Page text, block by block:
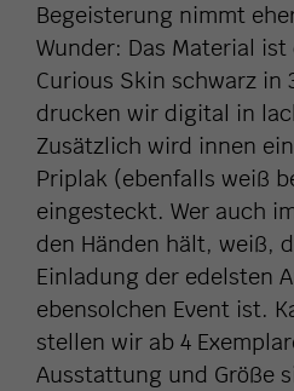
Begeisterung nimmt
Wunder: Das Material
Curious Skin schwarz in
drucken wir digital in
Zusätzlich wird innen
Priplak (ebenfalls weiß
eingesteckt. Wer auch
den Händen hält, weiß,
Einladung der edelsten
ebensolchen Event ist.
stellen wir ab 4
Ausstattung und Größe